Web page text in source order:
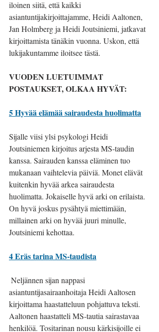
iloinen siitä, että kaikki
asiantuntijakirjoittajamme, Heidi Aaltonen,
Jan Holmberg ja Heidi Joutsiniemi, jatkavat
kirjoittamista tänäkin vuonna. Uskon, että
lukijakuntamme iloitsee tästä.
VUODEN LUETUIMMAT
POSTAUKSET, OLKAA HYVÄT:
5 Hyvää elämää sairaudesta huolimatta
Sijalle viisi ylsi psykologi Heidi
Joutsiniemen kirjoitus arjesta MS-taudin
kanssa. Sairauden kanssa eläminen tuo
mukanaan vaihtelevia päiviä. Monet elävät
kuitenkin hyvää arkea sairaudesta
huolimatta. Jokaiselle hyvä arki on erilaista.
On hyvä joskus pysähtyä miettimään,
millainen arki on hyvää juuri minulle,
Joutsiniemi kehottaa.
4 Eräs tarina MS-taudista
asiantuntijasairaanhoitaja Heidi Aaltosen
kirjoittama haastatteluun pohjattuva teksti.
Aaltonen haastatteli MS-tautia sairastavaa
henkilöä. Tositarinan nousu kärkisijoille ei